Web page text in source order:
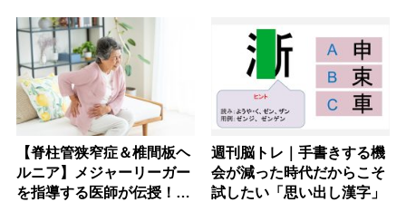
【脊柱管狭窄症＆椎間板ヘ
ルニア】メジャーリーガー
を指導する医師が伝授！腰
週刊脳トレ｜手書きする機
会が減った時代だからこそ
試したい「思い出し漢字」